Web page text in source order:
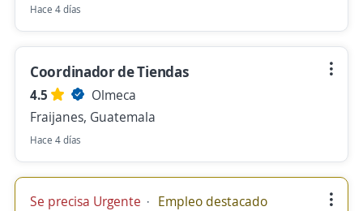
Hace 4 días
Coordinador de Tiendas
4.5
Olmeca
Fraijanes, Guatemala
Hace 4 días
Se precisa Urgente Empleo destacado